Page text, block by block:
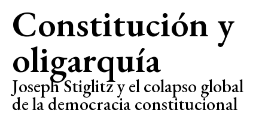
Constitución y
oligarquía
Joseph Stiglitz y el colapso global
de la democracia constitucional